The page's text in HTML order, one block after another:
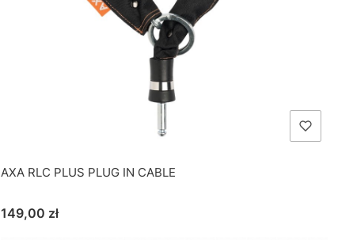
AXA RLC PLUS PLUG IN CABLE
Cena
149,00 zł